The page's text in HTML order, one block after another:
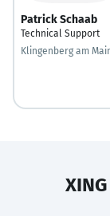
Patrick Schaab
Technical Support
Klingenberg am